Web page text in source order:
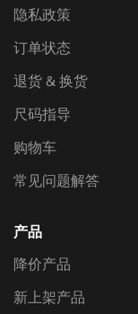
隐私政策
订单状态
退货 & 换货
尺码指导
购物车
常见问题解答
产品
降价产品
新上架产品